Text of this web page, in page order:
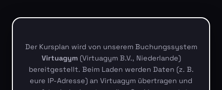
Der Kursplan wird von unserem Buchungssystem
Virtuagym(Virtuagym B.V., Niederlande)
bereitgestellt. Beim Laden werden Daten (z. B.
eure IP-Adresse) an Virtuagym übertragen und